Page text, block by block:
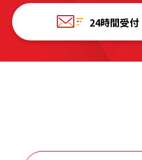
24時間受付